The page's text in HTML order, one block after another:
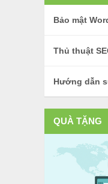
Bảo mật
Thủ thuật
Hướng dẫn
QUÀ TẶNG